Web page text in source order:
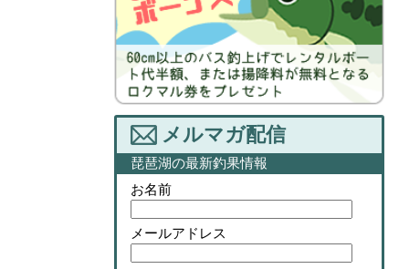
メルマガ配信
琵琶湖の最新釣果情報
お名前
メールアドレス